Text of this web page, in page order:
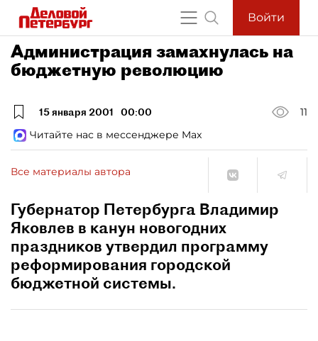
Войти
Администрация замахнулась на
бюджетную революцию
15 января 2001 00:00
11
Читайте нас в мессенджере Max
Все материалы автора
Губернатор Петербурга Владимир
Яковлев в канун новогодних
праздников утвердил программу
реформирования городской
бюджетной системы.